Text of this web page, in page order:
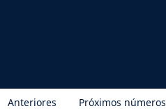
Anteriores Próximos números